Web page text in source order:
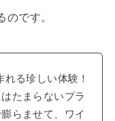
です。
る珍しい体験！
たまらないプラ
らませて、ワイ